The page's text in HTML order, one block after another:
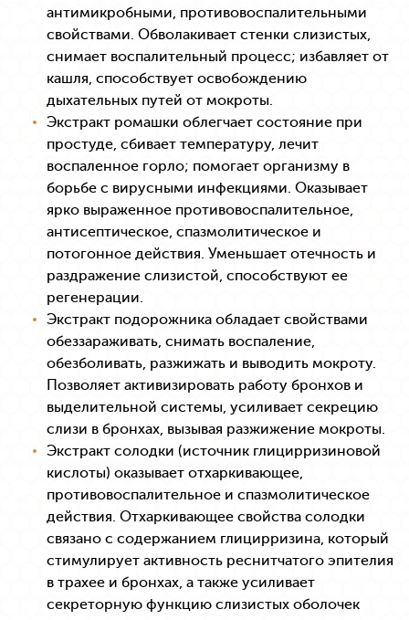
антимикробными, противовоспалительными
свойствами. Обволакивает стенки слизистых,
снимает воспалительный процесс; избавляет от
кашля, способствует освобождению
дыхательных путей от мокроты.
Экстракт ромашки облегчает состояние при
простуде, сбивает температуру, лечит
воспаленное горло; помогает организму в
борьбе с вирусными инфекциями. Оказывает
ярко выраженное противовоспалительное,
антисептическое, спазмолитическое и
потогонное действия. Уменьшает отечность и
раздражение слизистой, способствуют ее
регенерации.
Экстракт подорожника обладает свойствами
обеззараживать, снимать воспаление,
обезболивать, разжижать и выводить мокроту.
Позволяет активизировать работу бронхов и
выделительной системы, усиливает секрецию
слизи в бронхах, вызывая разжижение мокроты.
Экстракт солодки (источник глицирризиновой
кислоты) оказывает отхаркивающее,
противовоспалительное и спазмолитическое
действия. Отхаркивающее свойства солодки
связано с содержанием глицирризина, который
стимулирует активность реснитчатого эпителия
в трахее и бронхах, а также усиливает
секреторную функцию слизистых оболочек